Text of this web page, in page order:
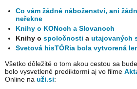
Co vám žádné náboženství, ani
neřekne
Knihy o KONoch a Slovanoch
Knihy ospoločnosti autajovaných
Svetová hisTÓRia bola vytvorená
Všetko dôležité o tom akou cestou sa
bolo vysvetlené prediktormi aj vo filme
Online na uži.si: